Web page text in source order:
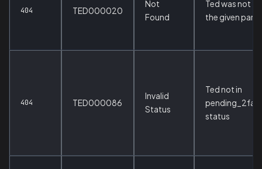
404 TED000020
Not
Found
Ted was not
the given
404 TED000086
Invalid
Status
Ted not in
status